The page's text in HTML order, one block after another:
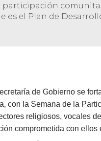
participación
es el Plan de
de Gobierno se
con la Semana de la
religiosos, vocales
comprometida con